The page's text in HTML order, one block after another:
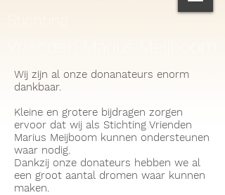
Wij zijn al onze donanateurs enorm
dankbaar.
Kleine en grotere bijdragen zorgen
ervoor dat wij als Stichting Vrienden
Marius Meijboom kunnen ondersteunen
waar nodig.
Dankzij onze donateurs hebben we al
een groot aantal dromen waar kunnen
maken.